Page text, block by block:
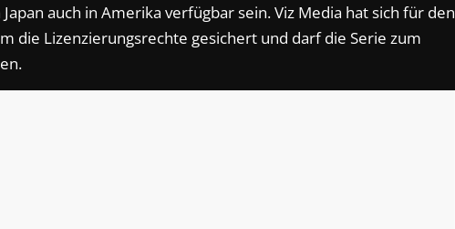
auch in Amerika verfügbar sein. Viz Media hat sich für den
die Lizenzierungsrechte gesichert und darf die Serie zum